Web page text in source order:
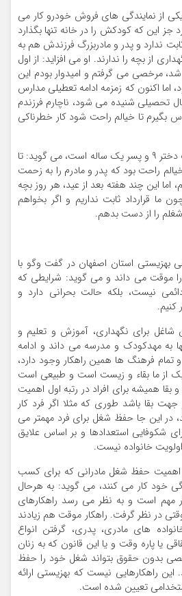
هم در یکی از نمایندگی های فروش خودرو کار می
جز این که کودکش را در خانه تنها بگذارد
ندارد و پدر و مادربزرگ فرزندش هم به
از بچه را ندارند. او می افزاید: از اول
مرخصی می گرفتم و امیدوار بودم این
اما اکنون که زمزمه ادامه تعطیلی مدارس
تحصیلی شنیده می شود، ناچارم فرزندم
بگیرم تا خیالم راحت شود کار خطرناکی
خانم میرحسینی که مادر یک دختر ۹ و پسر یک ساله است، می گوید: تا
راحت بود که پدر و مادرم را به زحمت
اما این چند هفته بعد از عید، هر روز بچه
ما قرارداد ثابت نداریم و اگر بخواهم
را از دست بدهم.
بهزیستی استان اصفهان در گفت وگو با
را موقت می داند و می گوید: شرایطی که
نیست، بلکه حالت بحرانی دارد و
کنیم.
شاغل برای نگهداری، آموزش و تعلیم و
به مهدکودک و مدرسه می داند و ادامه
فرهنگ ها همین راهکار وجود دارد،
یک از ما بقاء و زیست است و طبیعی است
همیشه برای افراد در رتبه اول اهمیت
بقا باشد طوری که مثلا اگر فرد کار
در این جا حفظ شغل برای فرد مهمتر می
شکوفایی استعدادها و بر اساس علایق
خانواده نیست.
اهمیت حفظ شغل مادرانی که برای کسب
خود کار می کنند، می گوید: به هرحال
مهم است و به نظر می رسد راهکارهای
در نظر گرفت. راهکار موقت هم زیادند
های مادری، پدری، گرفتن انواع
یا پاره وقت و یا این قانون که به زنان
بدون حقوق بتواند شغل خود را حفظ
این راهکارهایی نیست که بهزیستی ارائه
تعیین شده است.